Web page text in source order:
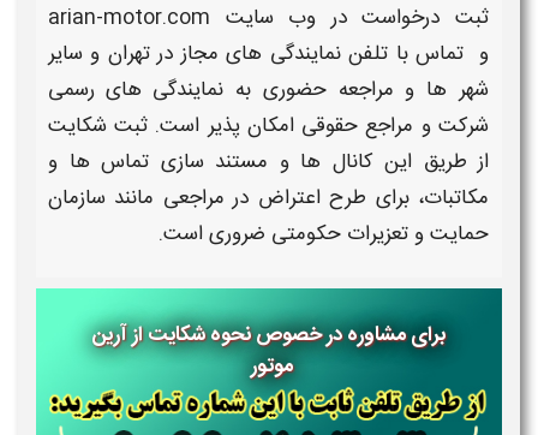
ثبت درخواست
در وب‌ سایت arian-motor.com
و تماس با تلفن نمایندگی‌ های مجاز در تهران و سایر
شهر ها و مراجعه حضوری به نمایندگی‌ های رسمی
شرکت و مراجع حقوقی امکان پذیر است. ثبت شکایت
از طریق این کانال‌ ها و مستند سازی تماس‌ ها و
مکاتبات، برای طرح اعتراض در مراجعی مانند سازمان
حمایت و تعزیرات حکومتی ضروری است.
برای مشاوره در خصوص نحوه شکایت از آرین
موتور